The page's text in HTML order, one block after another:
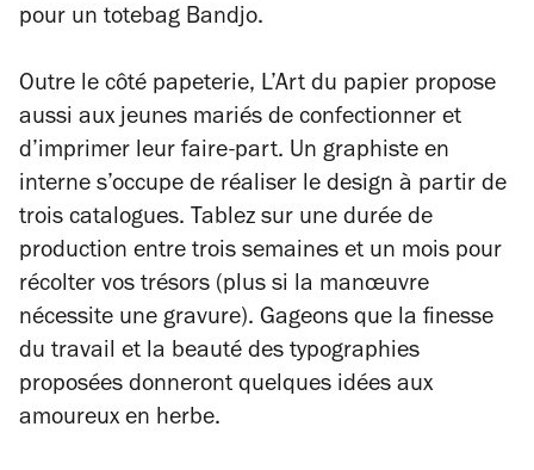
pour un totebag Bandjo.
Outre le côté papeterie, L’Art du papier propose
aussi aux jeunes mariés de confectionner et
d’imprimer leur faire-part. Un graphiste en
interne s’occupe de réaliser le design à partir de
trois catalogues. Tablez sur une durée de
production entre trois semaines et un mois pour
récolter vos trésors (plus si la manœuvre
nécessite une gravure). Gageons que la finesse
du travail et la beauté des typographies
proposées donneront quelques idées aux
amoureux en herbe.